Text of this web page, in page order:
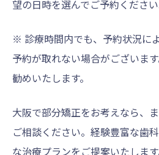
望の日時を選んでご予約ください
※ 診療時間内でも、予約状況に
予約が取れない場合がございま
勧めいたします。
大阪で部分矯正をお考えなら、
ご相談ください。経験豊富な歯
な治療プランをご提案いたします